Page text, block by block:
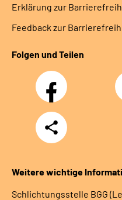
Erklärung zur
Feedback zur
Folgen und Teilen
Facebook
Teilen
Weitere wichtige
Schlich­tungs­stel­le BGG